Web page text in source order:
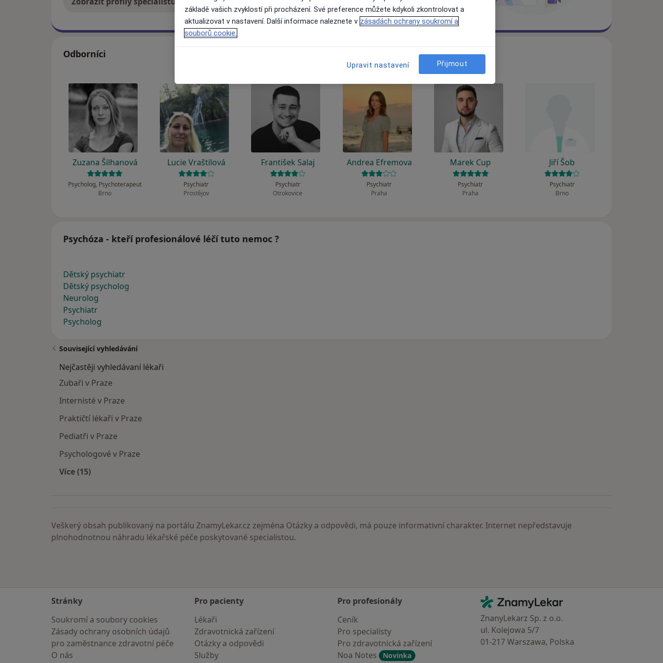
Odborníci
Zuzana Šilhanová
Psycholog, Psychoterapeut
Brno
Lucie Vraštilová
Psychiatr
Prostějov
František Salaj
Psychiatr
Otrokovice
Andrea Efremova
Psychiatr
Praha
Marek Cup
Psychiatr
Praha
Jiří Šob
Psychiatr
Brno
Psychóza - kteří profesionálové léčí tuto nemoc ?
Dětský psychiatr
Dětský psycholog
Neurolog
Psychiatr
Psycholog
Související vyhledávání
Nejčastěji vyhledávaní lékaři
Zubaři v Praze
Internisté v Praze
Praktičtí lékaři v Praze
Pediatři v Praze
Psychologové v Praze
Více (15)
Veškerý obsah publikovaný na portálu ZnamyLekar.cz zejména Otázky a odpovědi, má pouze informativní charakter. Internet nepředstavuje
plnohodnotnou náhradu lékařské péče poskytované specialistou.
Stránky
Soukromí a soubory cookies
Zásady ochrany osobních údajů
pro zaměstnance zdravotní péče
O nás
Pro pacienty
Lékaři
Zdravotnická zařízení
Otázky a odpovědi
Služby
Pro profesionály
Ceník
Pro specialisty
Pro zdravotnická zařízení
Noa Notes
Novinka
Kontakt
ZnamyLekar - Hlavní stránka
ZnanyLekarz Sp. z o.o.
ul. Kolejowa 5/7
01-217 Warszawa, Polska
základě vašich zvyklostí při procházení. Své preference můžete kdykoli zkontrolovat a
aktualizovat v nastavení. Další informace naleznete v zásadách ochrany soukromí a
souborů cookie.
Upravit nastavení Přijmout